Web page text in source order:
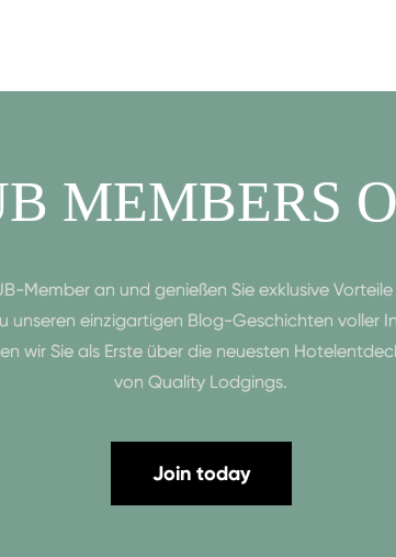
MEMBERS
Member an und genießen Sie exklusive
unseren einzigartigen Blog-Geschichten voller
wir Sie als Erste über die neuesten
von Quality Lodgings.
Join today